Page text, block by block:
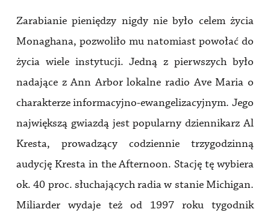
Zarabianie pieniędzy nigdy nie było celem życia
Monaghana, pozwoliło mu natomiast powołać do
życia wiele instytucji. Jedną z pierwszych było
nadające z Ann Arbor lokalne radio Ave Maria o
charakterze informacyjno-ewangelizacyjnym. Jego
największą gwiazdą jest popularny dziennikarz Al
Kresta, prowadzący codziennie trzygodzinną
audycję Kresta in the Afternoon. Stację tę wybiera
ok. 40 proc. słuchających radia w stanie Michigan.
Miliarder wydaje też od 1997 roku tygodnik